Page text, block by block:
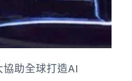
助全球打造AI